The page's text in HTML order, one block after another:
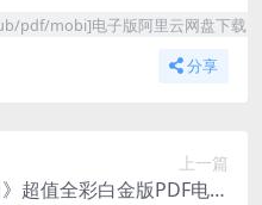
pdf/mobi]电子版阿里云网盘下载
分享
上一篇
超值全彩白金版PDF电子